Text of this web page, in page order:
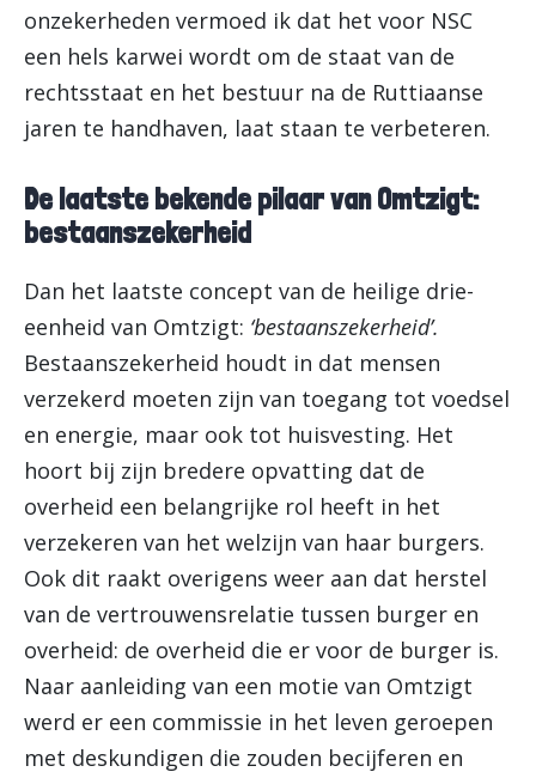
onzekerheden vermoed ik dat het voor NSC
een hels karwei wordt om de staat van de
rechtsstaat en het bestuur na de Ruttiaanse
jaren te handhaven, laat staan te verbeteren.
De laatste bekende pilaar van Omtzigt:
bestaanszekerheid
Dan het laatste concept van de heilige drie-
eenheid van Omtzigt: ‘bestaanszekerheid’.
Bestaanszekerheid houdt in dat mensen
verzekerd moeten zijn van toegang tot voedsel
en energie, maar ook tot huisvesting. Het
hoort bij zijn bredere opvatting dat de
overheid een belangrijke rol heeft in het
verzekeren van het welzijn van haar burgers.
Ook dit raakt overigens weer aan dat herstel
van de vertrouwensrelatie tussen burger en
overheid: de overheid die er voor de burger is.
Naar aanleiding van een motie van Omtzigt
werd er een commissie in het leven geroepen
met deskundigen die zouden becijferen en